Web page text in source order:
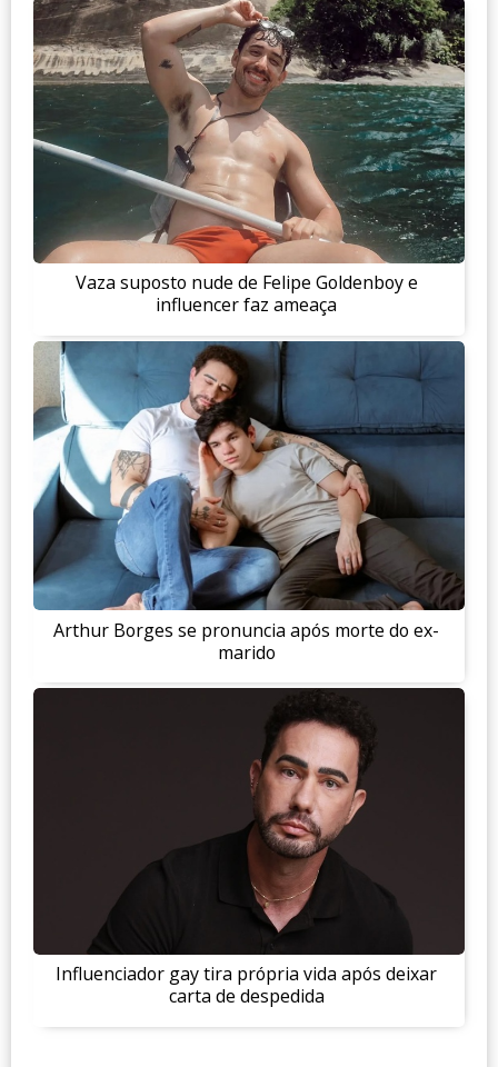
Vaza suposto nude de Felipe Goldenboy e
influencer faz ameaça
Arthur Borges se pronuncia após morte do ex-
marido
Influenciador gay tira própria vida após deixar
carta de despedida